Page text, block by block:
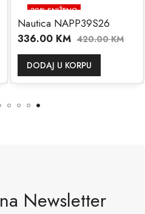
20% SNIŽENO
Nautica NAPP39S26
336.00 KM 420.00KM
DODAJ U KORPU
Newsletter